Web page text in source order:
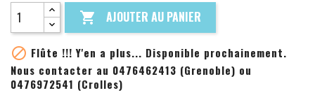
 AJOUTER AU PANIER
 Flûte !!! Y'en a plus... Disponible prochainement.
Nous contacter au 0476462413 (Grenoble) ou
0476972541 (Crolles)